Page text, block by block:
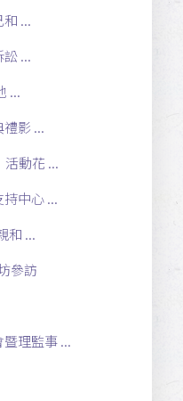
...
...
...
影 ...
活動花 ...
中心 ...
和 ...
參訪
理監事 ...